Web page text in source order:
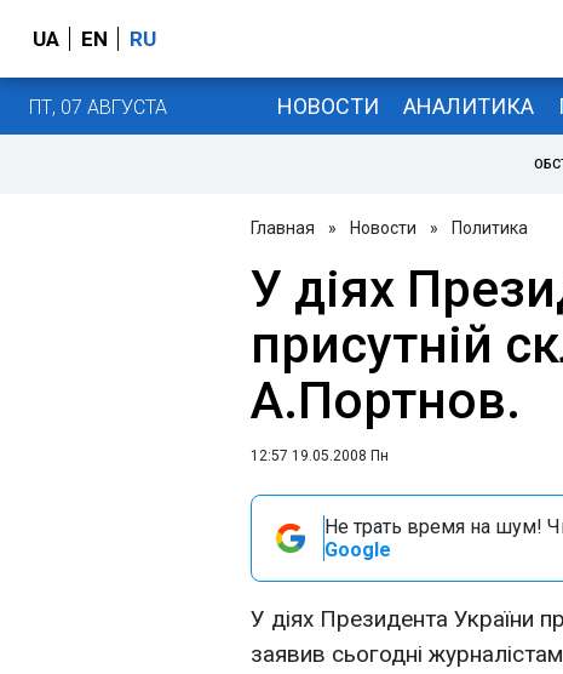
UA EN RU
ПТ, 07 АВГУСТА НОВОСТИ АНАЛИТИКА
Главная » Новости » Политика
У діях
присутній
А.Портнов.
12:57 19.05.2008 Пн
Не трать время на шум!
Google
У діях Президента України
заявив сьогодні